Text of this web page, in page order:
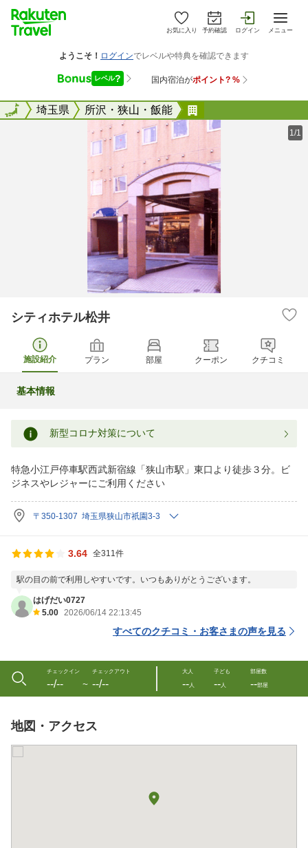
お気に入り 予約確認 ログイン メニュー
全国埼玉県 所沢・狭山・飯能
全国
1/1
シティホテル松井
施設紹介 プラン 部屋 クーポン クチコミ
基本情報
新型コロナ対策について
特急小江戸停車駅西武新宿線「狭山市駅」東口より徒歩３分。ビ
ジネスやレジャーにご利用ください
〒350-1307 埼玉県狭山市祇園3-3
3.64 全311件
駅の目の前で利用しやすいです。いつもありがとうございます。
はげだい0727
5.00 2026/06/14 22:13:45
すべてのクチコミ・お客さまの声を見る
チェックイン
--/-- 〜
チェックアウト
--/--
大人
--人
子ども
--人
部屋数
--部屋
地図・アクセス